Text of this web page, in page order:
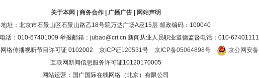
关于本网 商务合作| 广播广告|
网站声明
地址：北京市石景山区石景山路乙18号院万达广场A座15层 邮政编码：100040
话：010-67401009 举报邮箱：jubao@cri.cn 新闻从业人员职业道德监督电话：010-
络传播视听节目许可证 0102002 京ICP证120531号 京ICP备05064898号
京公网安
互联网新闻信息服务许可证10120170005
网站运营：国广国际在线网络（北京）有限公司